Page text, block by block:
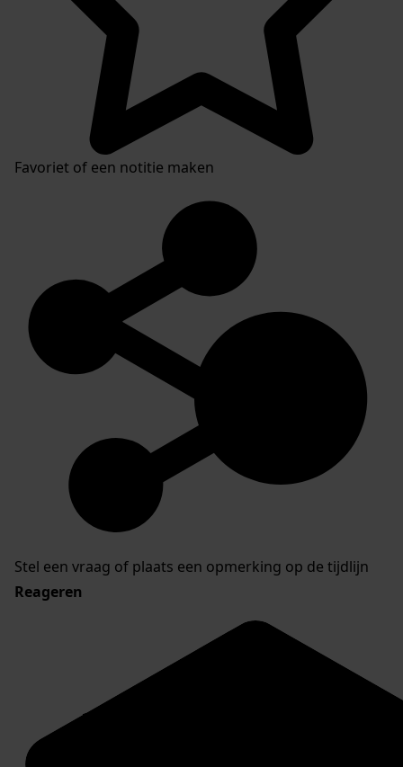
Favoriet of een notitie maken
Stel een vraag of plaats een opmerking op de tijdlijn
Reageren